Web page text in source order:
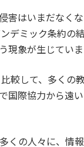
害はいまだなく
ミック条約の
象が生じていま
較して、多くの
国際協力から遠
くの人々に、情